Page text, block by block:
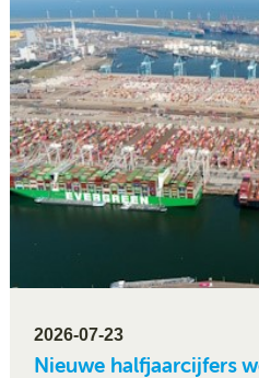
2026-07-23
Nieuwe halfjaarcijfers